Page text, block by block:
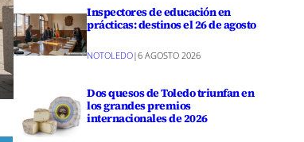
Inspectores de educación en
prácticas: destinos el 26 de agosto
NOTOLEDO|6 AGOSTO 2026
Dos quesos de Toledo triunfan en
los grandes premios
internacionales de 2026